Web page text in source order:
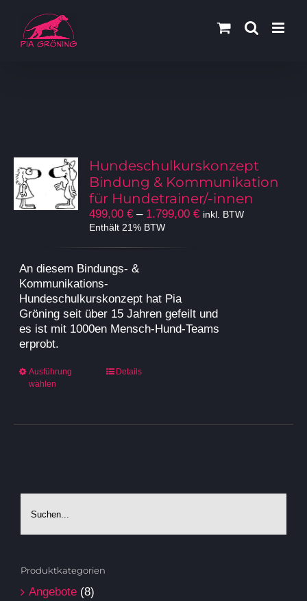
Inhalt
springen
Hundeschulkurskonzept
Bindung & Kommunikation
für Hundetrainer/-innen
499,00€ – 1.799,00€Preisspanne:
inkl. BTW
Enthält 21% BTW
An diesem Bindungs- &
Kommunikations-
Hundeschulkurskonzept hat Pia
Gröning seit über 15 Jahren gefeilt und
es ist mit 1000en Mensch-Hund-Teams
erprobt.
Ausführung
wählen
Dieses
können
Produktseite
Details
Produktkategorien
Angebote (8)